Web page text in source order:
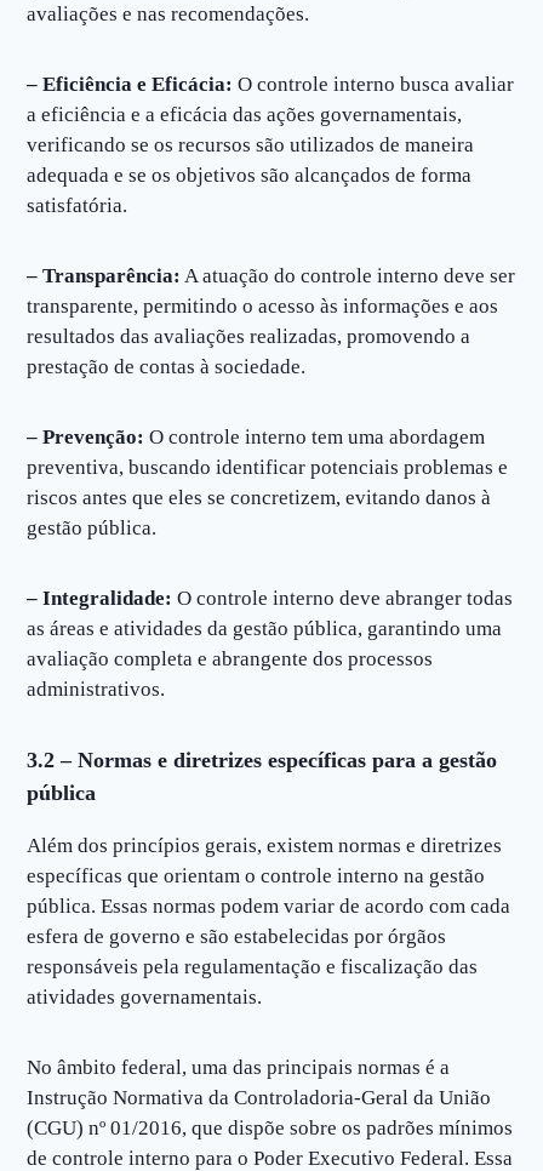
avaliações e nas recomendações.
– Eficiência e Eficácia:O controle interno busca avaliar
a eficiência e a eficácia das ações governamentais,
verificando se os recursos são utilizados de maneira
adequada e se os objetivos são alcançados de forma
satisfatória.
– Transparência: A atuação do controle interno deve ser
transparente, permitindo o acesso às informações e aos
resultados das avaliações realizadas, promovendo a
prestação de contas à sociedade.
– Prevenção: O controle interno tem uma abordagem
preventiva, buscando identificar potenciais problemas e
riscos antes que eles se concretizem, evitando danos à
gestão pública.
– Integralidade: O controle interno deve abranger todas
as áreas e atividades da gestão pública, garantindo uma
avaliação completa e abrangente dos processos
administrativos.
3.2 – Normas e diretrizes específicas para a gestão
pública
Além dos princípios gerais, existem normas e diretrizes
específicas que orientam o controle interno na gestão
pública. Essas normas podem variar de acordo com cada
esfera de governo e são estabelecidas por órgãos
responsáveis pela regulamentação e fiscalização das
atividades governamentais.
No âmbito federal, uma das principais normas é a
Instrução Normativa da Controladoria-Geral da União
(CGU) nº 01/2016, que dispõe sobre os padrões mínimos
de controle interno para o Poder Executivo Federal. Essa